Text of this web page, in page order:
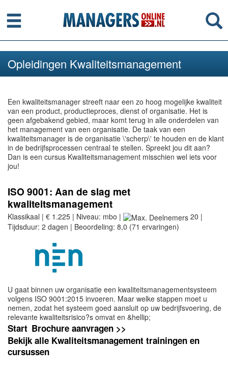
Menu
Opleidingen Kwaliteitsmanagement
Een kwaliteitsmanager streeft naar een zo hoog mogelijke kwaliteit
van een product, productieproces, dienst of organisatie. Het is
geen afgebakend gebied, maar komt terug in alle onderdelen van
het management van een organisatie. De taak van een
kwaliteitsmanager is de organisatie \'scherp\' te houden en de klant
in de bedrijfsprocessen centraal te stellen. Spreekt jou dit aan?
Dan is een cursus Kwaliteitsmanagement misschien wel iets voor
jou!
ISO 9001: Aan de slag met
kwaliteitsmanagement
Klassikaal | € 1.225 | Niveau: mbo |
20 |
Tijdsduur: 2 dagen | Beoordeling: 8,0 (71 ervaringen)
U gaat binnen uw organisatie een kwaliteitsmanagementsysteem
volgens ISO 9001:2015 invoeren. Maar welke stappen moet u
nemen, zodat het systeem goed aansluit op uw bedrijfsvoering, de
relevante kwaliteitsrisico?s omvat en &hellip;
Start Brochure aanvragen >>
Bekijk alle Kwaliteitsmanagement trainingen en
cursussen